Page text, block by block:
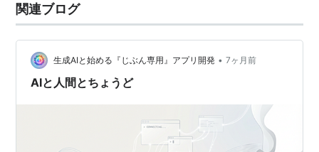
関連ブログ
生成AIと始める『じぶん専用』アプリ開発 • 7ヶ月前
AIと人間とちょうど